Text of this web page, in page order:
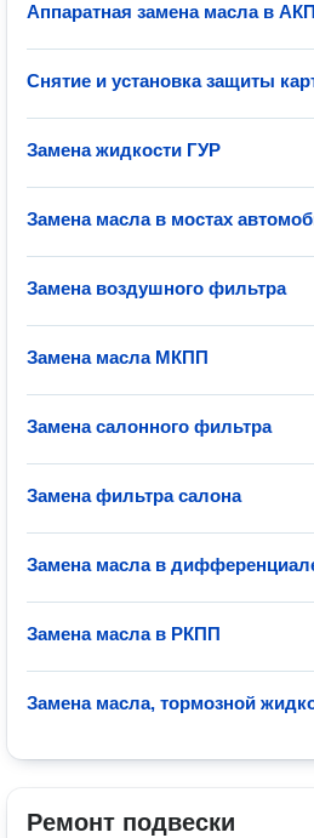
Аппаратная замена масла в
Снятие и установка защиты
Замена жидкости ГУР
Замена масла в мостах
Замена воздушного фильтра
Замена масла МКПП
Замена салонного фильтра
Замена фильтра салона
Замена масла в
Замена масла в РКПП
Замена масла, тормозной
Ремонт подвески